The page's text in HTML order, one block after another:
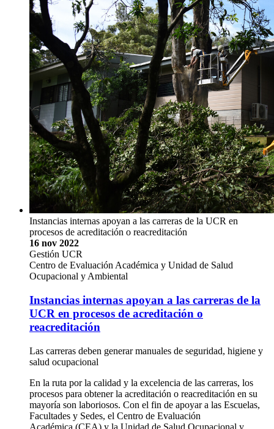
Instancias internas apoyan a las carreras de la UCR en
procesos de acreditación o reacreditación
16 nov 2022
Gestión UCR
Centro de Evaluación Académica y Unidad de Salud
Ocupacional y Ambiental
Instancias internas apoyan a las carreras de la
UCR en procesos de acreditación o
reacreditación
Las carreras deben generar manuales de seguridad, higiene y
salud ocupacional
En la ruta por la calidad y la excelencia de las carreras, los
procesos para obtener la acreditación o reacreditación en su
mayoría son laboriosos. Con el fin de apoyar a las Escuelas,
Facultades y Sedes, el Centro de Evaluación
Académica (CEA) y la Unidad de Salud Ocupacional y